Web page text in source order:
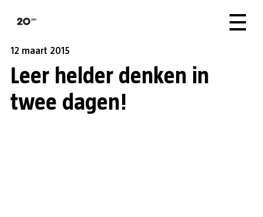
12 maart 2015
Leer helder denken in
twee dagen!